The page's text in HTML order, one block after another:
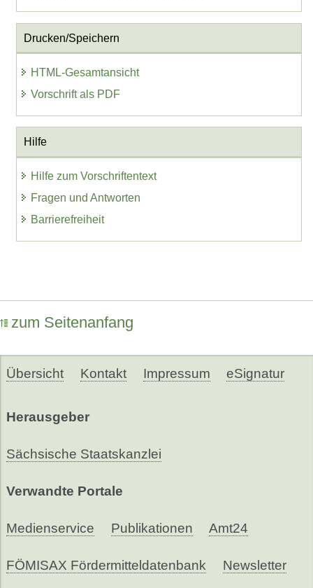
Drucken/Speichern
HTML-Gesamtansicht
Vorschrift als PDF
Hilfe
Hilfe zum Vorschriftentext
Fragen und Antworten
Barrierefreiheit
zum Seitenanfang
Übersicht Kontakt Impressum eSignatur
Herausgeber
Sächsische Staatskanzlei
Verwandte Portale
Medienservice Publikationen Amt24
FÖMISAX Fördermitteldatenbank Newsletter